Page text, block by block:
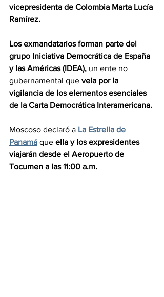
vicepresidenta de Colombia Marta Lucía
Ramírez.
Los exmandatarios forman parte del
grupo Iniciativa Democrática de España
y las Américas (IDEA), un ente no
gubernamental que vela por la
vigilancia de los elementos esenciales
de la Carta Democrática Interamericana.
Moscoso declaró a La Estrella de
Panamá que ella y los expresidentes
viajarán desde el Aeropuerto de
Tocumen a las 11:00 a.m.